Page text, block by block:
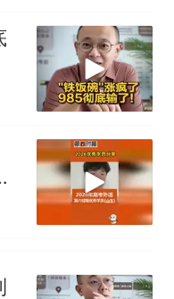
我回家”改写了